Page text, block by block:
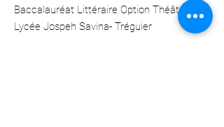
Baccalauréat Littéraire Option Théâtre -
Lycée Jospeh Savina- Tréguier